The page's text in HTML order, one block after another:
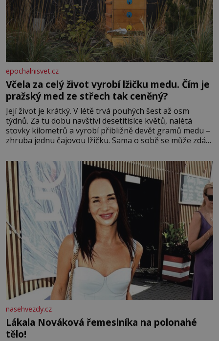
epochalnisvet.cz
Včela za celý život vyrobí lžičku medu. Čím je
pražský med ze střech tak ceněný?
Její život je krátký. V létě trvá pouhých šest až osm
týdnů. Za tu dobu navštíví desetitisíce květů, nalétá
stovky kilometrů a vyrobí přibližně devět gramů medu –
zhruba jednu čajovou lžičku. Sama o sobě se může zdát
tisíc příslušnic svého včelstva, vznikne jeden z
nejdokonalejších organismů
nasehvezdy.cz
Lákala Nováková řemeslníka na polonahé
tělo!